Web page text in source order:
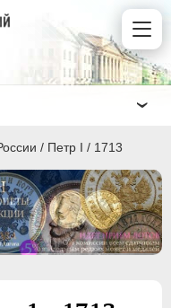
/ Пeтр I / 1713